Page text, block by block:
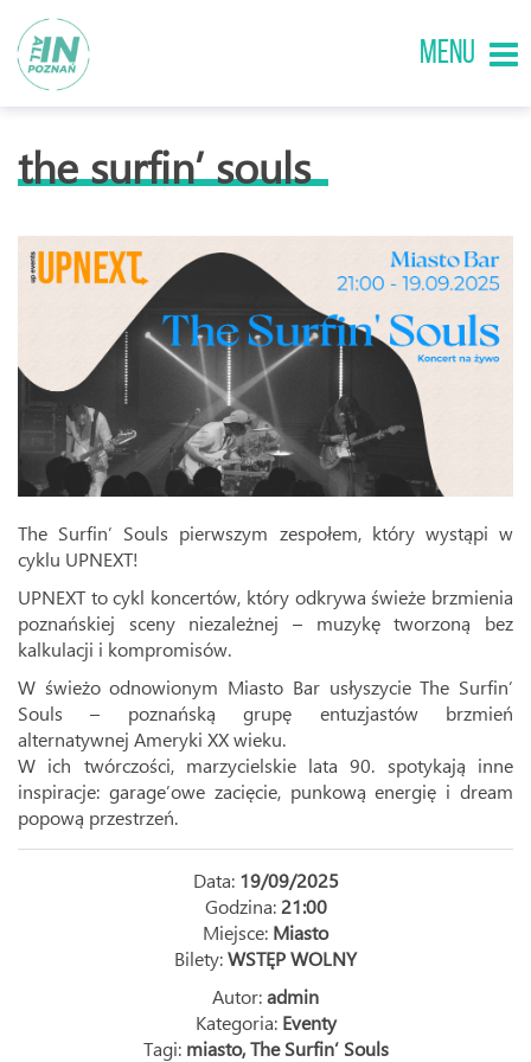
MENU
the surfin’ souls
The Surfin’ Souls pierwszym zespołem, który wystąpi w
cyklu UPNEXT!
UPNEXT to cykl koncertów, który odkrywa świeże brzmienia
poznańskiej sceny niezależnej – muzykę tworzoną bez
kalkulacji i kompromisów.
W świeżo odnowionym Miasto Bar usłyszycie The Surfin’
Souls – poznańską grupę entuzjastów brzmień
alternatywnej Ameryki XX wieku.
W ich twórczości, marzycielskie lata 90. spotykają inne
inspiracje: garage’owe zacięcie, punkową energię i dream
popową przestrzeń.
Data: 19/09/2025
Godzina: 21:00
Miejsce: Miasto
Bilety:WSTĘP WOLNY
Autor:admin
Kategoria: Eventy
Tagi: miasto,The Surfin’ Souls